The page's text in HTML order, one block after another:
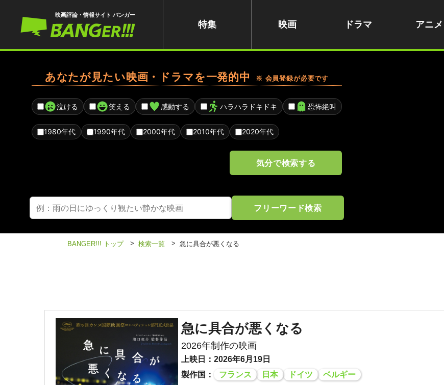
映画評論・情報サイト バンガー
特集 映画 ドラマ アニメ
あなたが見たい映画・ドラマを一発的中 ※ 会員登録が必要です
泣ける 笑える 感動する ハラハラドキドキ 恐怖絶叫
1980年代 1990年代 2000年代 2010年代 2020年代
気分で検索する
フリーワード検索
BANGER!!! トップ > 検索一覧 > 急に具合が悪くなる
急に具合が悪くなる
2026年制作の映画
上映日：2026年6月19日
製作国：
フランス 日本 ドイツ
ベルギー